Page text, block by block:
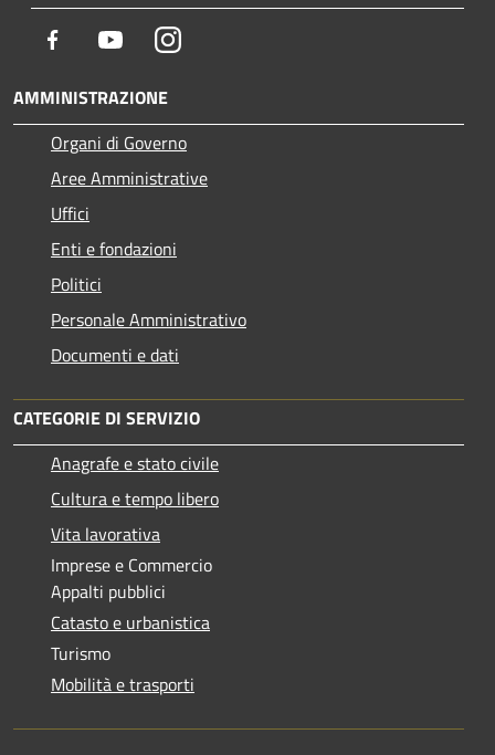
Facebook YoutubeInstagram
AMMINISTRAZIONE
Organi di Governo
Aree Amministrative
Uffici
Enti e fondazioni
Politici
Personale Amministrativo
Documenti e dati
CATEGORIE DI SERVIZIO
Anagrafe e stato civile
Cultura e tempo libero
Vita lavorativa
Imprese e Commercio
Appalti pubblici
Catasto e urbanistica
Turismo
Mobilità e trasporti